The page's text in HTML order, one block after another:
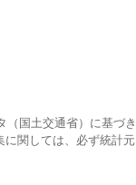
国土交通省）に基づき
に関しては、必ず統計元